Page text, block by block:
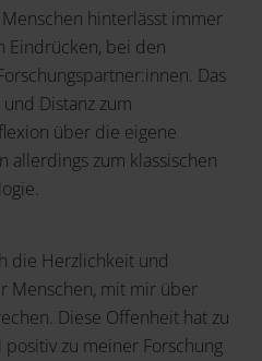
hinterlässt immer
Eindrücken, bei den
Das
Distanz zum
über die eigene
allerdings zum klassischen
die Herzlichkeit und
Menschen, mit mir über
Diese Offenheit hat zu
zu meiner Forschung